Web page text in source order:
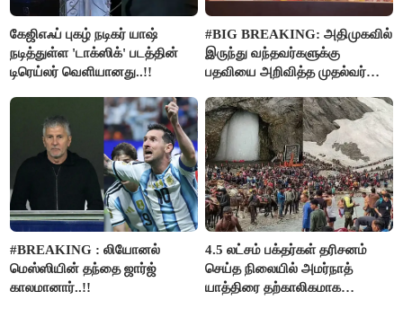
கேஜிஎஃப் புகழ் நடிகர் யாஷ்
நடித்துள்ள 'டாக்‌ஸிக்' படத்தின்
டிரெய்லர் வெளியானது..!!
#BIG BREAKING: அதிமுகவில்
இருந்து வந்தவர்களுக்கு
பதவியை அறிவித்த முதல்வர்
#BREAKING : லியோனல்
மெஸ்ஸியின் தந்தை ஜார்ஜ்
காலமானார்..!!
4.5 லட்சம் பக்தர்கள் தரிசனம்
செய்த நிலையில் அமர்நாத்
யாத்திரை தற்காலிகமாக